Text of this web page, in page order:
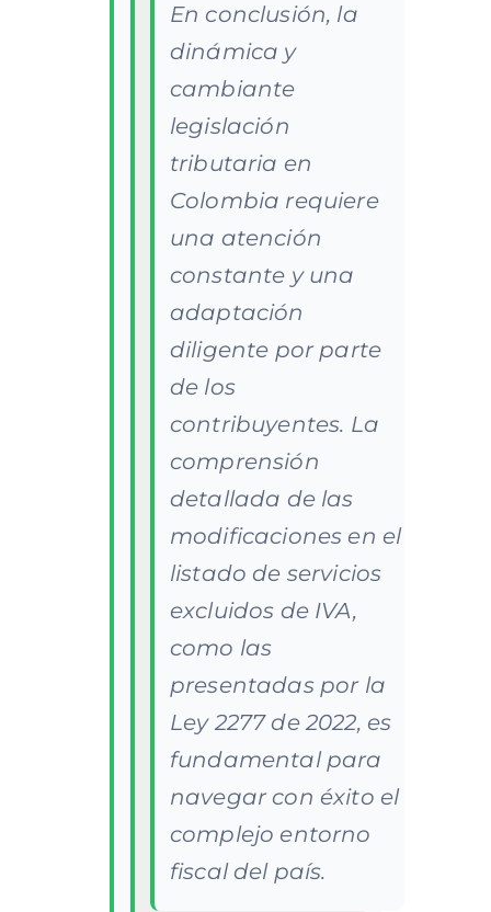
En conclusión, la
dinámica y
cambiante
legislación
tributaria en
Colombia requiere
una atención
constante y una
adaptación
diligente por parte
de los
contribuyentes. La
comprensión
detallada de las
modificaciones en el
listado de servicios
excluidos de IVA,
como las
presentadas por la
Ley 2277 de 2022, es
fundamental para
navegar con éxito el
complejo entorno
fiscal del país.